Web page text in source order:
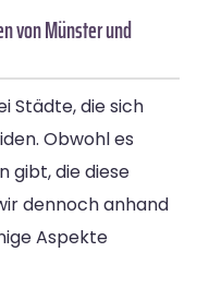
von Münster und
Städte, die sich
Obwohl es
gibt, die diese
dennoch anhand
Aspekte